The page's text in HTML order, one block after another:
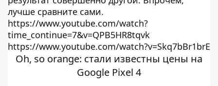
лучше сравните сами.
https://www.youtube.com/watch?
time_continue=7&v=QPB5HR8tqvk
https://www.youtube.com/watch?v=Skq7bBr1brE
Oh, so orange: стали известны цены на
Google Pixel 4